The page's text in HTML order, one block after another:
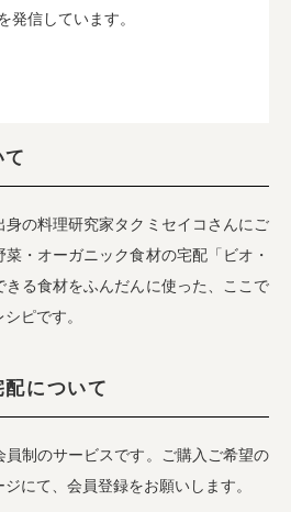
発信しています。
の料理研究家タクミセイコさんにご
・オーガニック食材の宅配「ビオ・
きる食材をふんだんに使った、ここで
ピです。
について
員制のサービスです。ご購入ご希望の
にて、会員登録をお願いします。